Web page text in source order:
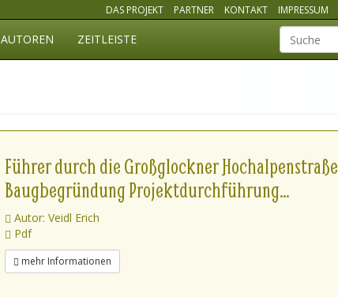
DAS PROJEKT PARTNER KONTAKT IMPRESSUM
AUTOREN ZEITLEISTE Suchbegriff
Führer durch die Großglockner Hochalpenstraße
Baugbegründung Projektdurchführung...
Autor: Veidl Erich
Pdf
mehr Informationen